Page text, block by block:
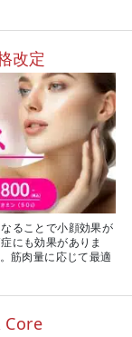
改定
ることで小顔効果が
にも効果がありま
筋肉量に応じて最適